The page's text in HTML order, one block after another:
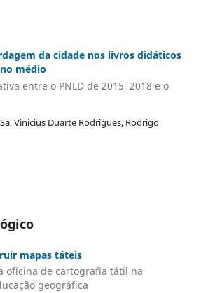
da cidade nos livros didáticos
médio
entre o PNLD de 2015, 2018 e o
Vinicius Duarte Rodrigues, Rodrigo
mapas táteis
oficina de cartografia tátil na
geográfica